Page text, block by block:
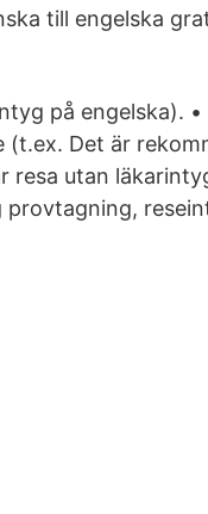
till engelska
på engelska).
Det är
resa utan